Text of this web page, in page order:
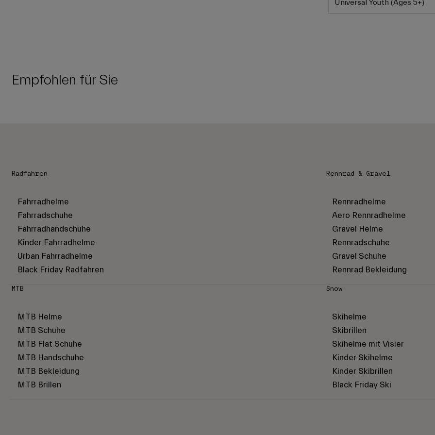
Universal Youth (Ages 5+)
Empfohlen für Sie
Radfahren
Fahrradhelme
Fahrradschuhe
Fahrradhandschuhe
Kinder Fahrradhelme
Urban Fahrradhelme
Black Friday Radfahren
Rennrad & Gravel
Rennradhelme
Aero Rennradhelme
Gravel Helme
Rennradschuhe
Gravel Schuhe
Rennrad Bekleidung
MTB
MTB Helme
MTB Schuhe
MTB Flat Schuhe
MTB Handschuhe
MTB Bekleidung
MTB Brillen
Snow
Skihelme
Skibrillen
Skihelme mit Visier
Kinder Skihelme
Kinder Skibrillen
Black Friday Ski